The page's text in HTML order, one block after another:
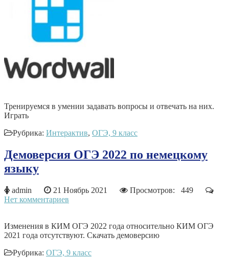
Тренируемся в умении задавать вопросы и отвечать на них.
Играть
Рубрика: Интерактив, ОГЭ, 9 класс
Демоверсия ОГЭ 2022 по немецкому
языку
admin 21 Ноябрь 2021
Просмотров: 449
Нет комментариев
Изменения в КИМ ОГЭ 2022 года относительно КИМ ОГЭ
2021 года отсутствуют. Скачать демоверсию
Рубрика: ОГЭ, 9 класс